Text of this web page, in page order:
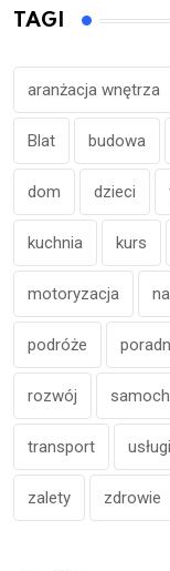
TAGI
aranżacja wnętrza
Blat budowa
dom dzieci
kuchnia kurs
motoryzacja
podróże
rozwój
transport usługi
zalety zdrowie